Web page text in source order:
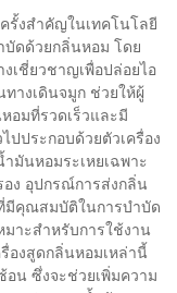
รั้งสำคัญในเทคโนโลยี
ดด้วยกลิ่นหอม โดย
เชี่ยวชาญเพื่อปล่อยไอ
างเดินจมูก ช่วยให้ผู้
อมที่รวดเร็วและมี
ปประกอบด้วยตัวเครื่อง
มันหอมระเหยเฉพาะ
ง อุปกรณ์การส่งกลิ่น
มีคุณสมบัติในการบำบัด
มาะสำหรับการใช้งาน
องสูดกลิ่นหอมเหล่านี้
น ซึ่งจะช่วยเพิ่มความ